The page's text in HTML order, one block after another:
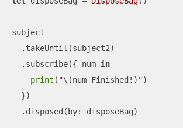
subject
  .takeUntil(subject2)
  .subscribe({ num
in
print ( "\(num Finished ! ) ")
  })
  .disposed(by: disposeBag)